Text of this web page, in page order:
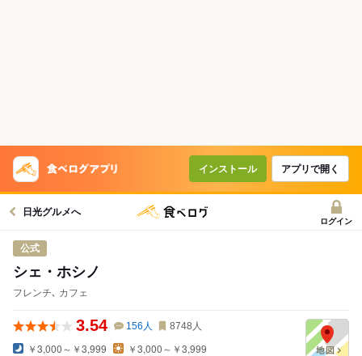
インストール アプリで開く
日光グルメへ
ログイン
公式
シェ・ホシノ
フレンチ､ カフェ
3.54 156 人 8748 人
￥3,000～￥3,999 ￥3,000～￥3,999